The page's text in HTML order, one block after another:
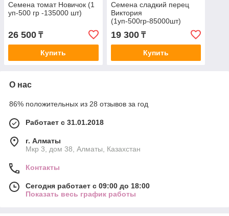
Семена томат Новичок (1
уп-500 гр -135000 шт)
26 500 ₸
Купить
Семена сладкий перец
Виктория
(1уп-500гр-85000шт)
19 300₸
Купить
О нас
86% положительных из 28 отзывов за год
Работает с 31.01.2018
г. Алматы
Мкр 3, дом 38, Алматы, Казахстан
Контакты
Сегодня работает с 09:00 до 18:00
Показать весь график работы